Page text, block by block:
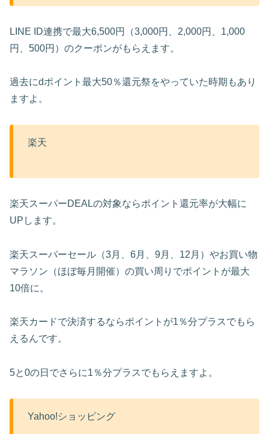
LINE ID連携で最大6,500円（3,000円、2,000円、1,000
円、500円）のクーポンがもらえます。
過去にdポイント最大50％還元祭をやっていた時期もあり
ますよ。
楽天
楽天スーパーDEALの対象ならポイント還元率が大幅に
UPします。
楽天スーパーセール（3月、6月、9月、12月）やお買い物
マラソン（ほぼ毎月開催）の買い周りでポイントが最大
10倍に。
楽天カードで決済するならポイントが1％分プラスでもら
えるんです。
5と0の日でさらに1％分プラスでもらえますよ。
Yahoo!ショッピング